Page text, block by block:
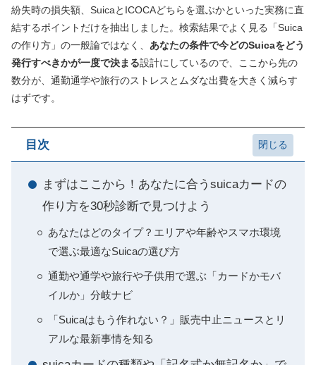
紛失時の損失額、SuicaとICOCAどちらを選ぶかといった実務に直
結するポイントだけを抽出しました。検索結果でよく見る「Suica
の作り方」の一般論ではなく、 あなたの条件で今どのSuicaをどう
発行すべきかが一度で決まる設計にしているので、ここから先の
数分が、通勤通学や旅行のストレスとムダな出費を大きく減らす
はずです。
目次
まずはここから！あなたに合うsuicaカードの
作り方を30秒診断で見つけよう
あなたはどのタイプ？エリアや年齢やスマホ環境
で選ぶ最適なSuicaの選び方
通勤や通学や旅行や子供用で選ぶ「カードかモバ
イルか」分岐ナビ
「Suicaはもう作れない？」販売中止ニュースとリ
アルな最新事情を知る